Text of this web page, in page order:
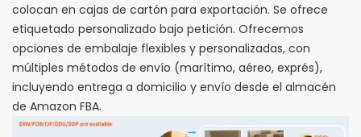
colocan en cajas de cartón para exportación. Se ofrece
etiquetado personalizado bajo petición. Ofrecemos
opciones de embalaje flexibles y personalizadas, con
múltiples métodos de envío (marítimo, aéreo, exprés),
incluyendo entrega a domicilio y envío desde el almacén
de Amazon FBA.